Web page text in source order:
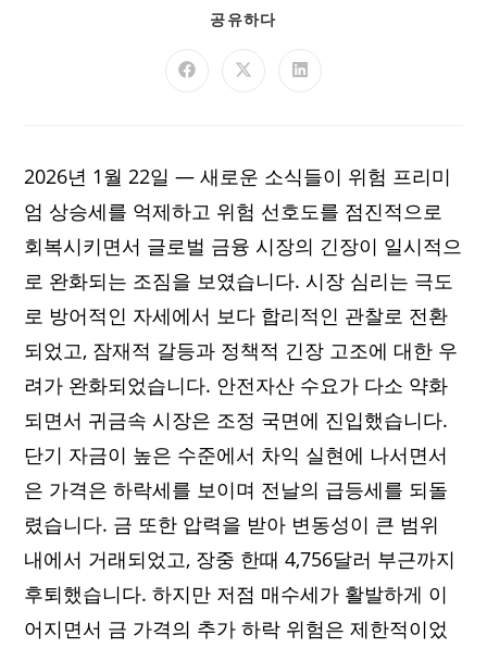
공유하다
2026년 1월 22일 — 새로운 소식들이 위험 프리미
엄 상승세를 억제하고 위험 선호도를 점진적으로
회복시키면서 글로벌 금융 시장의 긴장이 일시적으
로 완화되는 조짐을 보였습니다. 시장 심리는 극도
로 방어적인 자세에서 보다 합리적인 관찰로 전환
되었고, 잠재적 갈등과 정책적 긴장 고조에 대한 우
려가 완화되었습니다. 안전자산 수요가 다소 약화
되면서 귀금속 시장은 조정 국면에 진입했습니다.
단기 자금이 높은 수준에서 차익 실현에 나서면서
은 가격은 하락세를 보이며 전날의 급등세를 되돌
렸습니다. 금 또한 압력을 받아 변동성이 큰 범위
내에서 거래되었고, 장중 한때 4,756달러 부근까지
후퇴했습니다. 하지만 저점 매수세가 활발하게 이
어지면서 금 가격의 추가 하락 위험은 제한적이었